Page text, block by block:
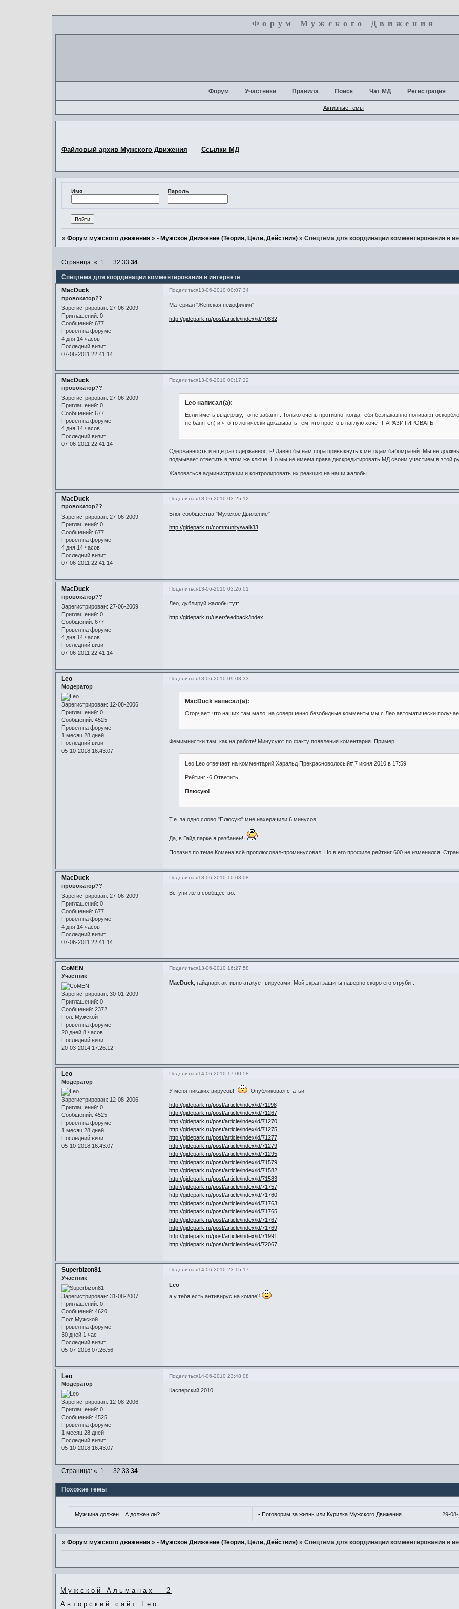
Форум Мужского Движения
Форум Участники Правила Поиск Чат МД Регистрация
Активные темы
Файловый архив Мужского Движения Ссылки МД
Имя Пароль
» Форум мужского движения » • Мужское Движение (Теория, Цели, Действия) » Спецтема для координации комментирования в
Спецтема для координации комментирования в интернете
Страница: « 1 32 33 34
Поделиться13-06-2010 00:07:34
MacDuck
провокатор??
Зарегистрирован: 27-06-2009
Приглашений: 0
Сообщений: 677
Провел на форуме:
4 дня 14 часов
Последний визит:
07-06-2011 22:41:14
Материал "Женская педофилия"
http://gidepark.ru/post/article/index/id/70832
Поделиться13-06-2010 00:17:22
MacDuck
провокатор??
Зарегистрирован: 27-06-2009
Приглашений: 0
Сообщений: 677
Провел на форуме:
4 дня 14 часов
Последний визит:
07-06-2011 22:41:14
Leo написал(а):
Если иметь выдержку, то не забанят. Только очень противно, когда тебя безнаказнно поливают
не банятся) и что то логически доказывать тем, кто просто в наглую хочет ПАРАЗИТИРОВАТЬ!
Сдержанность и еще раз сдержанность! Давно бы нам пора привыкнуть к методам бабомразей. Мы не
подмывает ответить в этом же ключе. Но мы не имеем права дискредитировать МД своим участием в этой
Жаловаться администрации и контролировать их реакцию на наши жалобы.
Поделиться13-06-2010 03:25:12
MacDuck
провокатор??
Зарегистрирован: 27-06-2009
Приглашений: 0
Сообщений: 677
Провел на форуме:
4 дня 14 часов
Последний визит:
07-06-2011 22:41:14
Блог сообщества "Мужское Движение"
http://gidepark.ru/community/wall/33
Поделиться13-06-2010 03:26:01
MacDuck
провокатор??
Зарегистрирован: 27-06-2009
Приглашений: 0
Сообщений: 677
Провел на форуме:
4 дня 14 часов
Последний визит:
07-06-2011 22:41:14
Лео, дублируй жалобы тут:
http://gidepark.ru/user/feedback/index
Поделиться13-06-2010 09:03:33
Leo
Модератор
Зарегистрирован: 12-08-2006
Приглашений: 0
Сообщений: 4525
Провел на форуме:
1 месяц 28 дней
Последний визит:
05-10-2018 16:43:07
MacDuck написал(а):
Огорчает, что наших там мало: на совершенно безобидные комменты мы с Лео автоматически
Фемимнистки там, как на работе! Минусуют по факту появления коментария. Пример:
Leo Leo отвечает на комментарий Харальд Прекрасноволосый# 7 июня 2010 в 17:59
Рейтинг -6 Ответить
Плюсую!
Т.е. за одно слово "Плюсую" мне нахерачили 6 минусов!
Да, в Гайд парке я разбанен!
Полазил по теме Комена всё проплюсовал-проминусовал! Но в его профиле рейтинг 600 не изменился!
Поделиться13-06-2010 10:08:08
MacDuck
провокатор??
Зарегистрирован: 27-06-2009
Приглашений: 0
Сообщений: 677
Провел на форуме:
4 дня 14 часов
Последний визит:
07-06-2011 22:41:14
Вступи же в сообщество.
Поделиться13-06-2010 16:27:58
CoMEN
Участник
Зарегистрирован: 30-01-2009
Приглашений: 0
Сообщений: 2372
Пол: Мужской
Провел на форуме:
20 дней 8 часов
Последний визит:
20-03-2014 17:26:12
MacDuck, гайдпарк активно атакует вирусами. Мой экран защиты наверно скоро его отрубит.
Поделиться14-06-2010 17:00:58
Leo
Модератор
Зарегистрирован: 12-08-2006
Приглашений: 0
Сообщений: 4525
Провел на форуме:
1 месяц 28 дней
Последний визит:
05-10-2018 16:43:07
У меня никаких вирусов! Опубликовал статьи:
http://gidepark.ru/post/article/index/id/71198
http://gidepark.ru/post/article/index/id/71267
http://gidepark.ru/post/article/index/id/71270
http://gidepark.ru/post/article/index/id/71275
http://gidepark.ru/post/article/index/id/71277
http://gidepark.ru/post/article/index/id/71279
http://gidepark.ru/post/article/index/id/71295
http://gidepark.ru/post/article/index/id/71579
http://gidepark.ru/post/article/index/id/71582
http://gidepark.ru/post/article/index/id/71583
http://gidepark.ru/post/article/index/id/71757
http://gidepark.ru/post/article/index/id/71760
http://gidepark.ru/post/article/index/id/71763
http://gidepark.ru/post/article/index/id/71765
http://gidepark.ru/post/article/index/id/71767
http://gidepark.ru/post/article/index/id/71769
http://gidepark.ru/post/article/index/id/71991
http://gidepark.ru/post/article/index/id/72067
Поделиться14-06-2010 23:15:17
Superbizon81
Участник
Зарегистрирован: 31-08-2007
Приглашений: 0
Сообщений: 4620
Пол: Мужской
Провел на форуме:
30 дней 1 час
Последний визит:
05-07-2016 07:26:56
Leo
а у тебя есть антивирус на компе?
Поделиться14-06-2010 23:48:08
Leo
Модератор
Зарегистрирован: 12-08-2006
Приглашений: 0
Сообщений: 4525
Провел на форуме:
1 месяц 28 дней
Последний визит:
05-10-2018 16:43:07
Касперский 2010.
Страница: « 1 … 32 33 34
Похожие темы
Мужчина должен... А должен ли? • Поговорим за жизнь или Курилка Мужского Движения 29-
» Форум мужского движения » • Мужское Движение (Теория, Цели, Действия) » Спецтема для координации комментирования в
Мужской Альманах - 2
Авторский сайт Leo